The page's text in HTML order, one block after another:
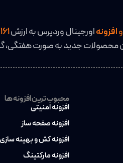
وافزونهاورجینال وردپرس به ارزش
محصولات جدید به صورت هفتگی،
محبوب ترین افزونه ها
افزونه امنیتی
افزونه صفحه ساز
افزونه کش و بهینه سازی
افزونه مارکتینگ